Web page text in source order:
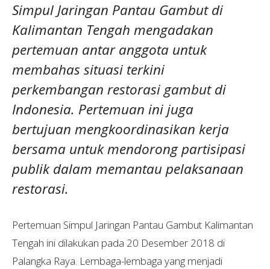
Simpul Jaringan Pantau Gambut di
Kalimantan Tengah mengadakan
pertemuan antar anggota untuk
membahas situasi terkini
perkembangan restorasi gambut di
Indonesia. Pertemuan ini juga
bertujuan mengkoordinasikan kerja
bersama untuk mendorong partisipasi
publik dalam memantau pelaksanaan
restorasi.
Pertemuan Simpul Jaringan Pantau Gambut Kalimantan
Tengah ini dilakukan pada 20 Desember 2018 di
Palangka Raya. Lembaga-lembaga yang menjadi